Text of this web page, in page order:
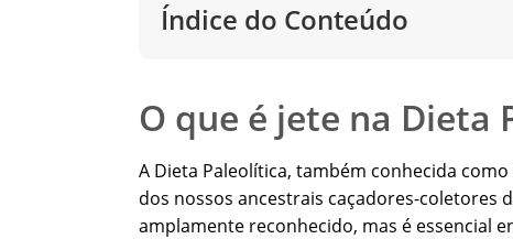
Índice do Conteúdo
O que é jete na Dieta
A Dieta Paleolítica, também conhecida
dos nossos ancestrais caçadores-coletores
amplamente reconhecido, mas é essencial